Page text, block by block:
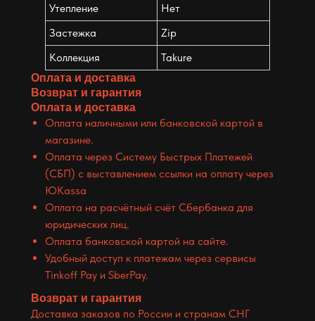
Утепление
Нет
Застежка
Zip
Коллекция
Takure
Оплата и доставка
Возврат и гарантия
Оплата и доставка
Оплата наличными или банковской картой в
магазине.
Оплата через Систему Быстрых Платежей
(СБП) с выставлением ссылки на оплату через
ЮKassa
Оплата на расчётный счёт Сбербанка для
юридических лиц.
Оплата банковской картой на сайте.
Удобный доступ к платежам через сервисы
Tinkoff Pay и SberPay.
Возврат и гарантия
Доставка заказов по России и странам СНГ